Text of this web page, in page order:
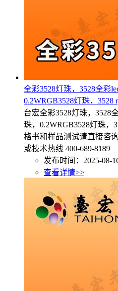
全彩3528灯珠，3528全彩
0.2WRGB3528灯珠，3528
台宏全彩3528灯珠，3528
珠，0.2WRGB3528灯珠，
格书和样品测试请直接咨
或技术热线 400-689-8189
发布时间：2025-08-
查看详情>>